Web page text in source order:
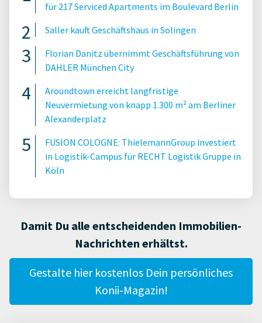
für 217 Serviced Apartments im Boulevard Berlin
Saller kauft Geschäftshaus in Solingen
Florian Danitz übernimmt Geschäftsführung von
DAHLER München City
Aroundtown erreicht langfristige
Neuvermietung von knapp 1.300 m² am Berliner
Alexanderplatz
FUSION COLOGNE: ThielemannGroup investiert
in Logistik-Campus für RECHT Logistik Gruppe in
Köln
Damit Du alle entscheidenden Immobilien-
Nachrichten erhältst.
Gestalte hier kostenlos Dein persönliches
Konii-Magazin!